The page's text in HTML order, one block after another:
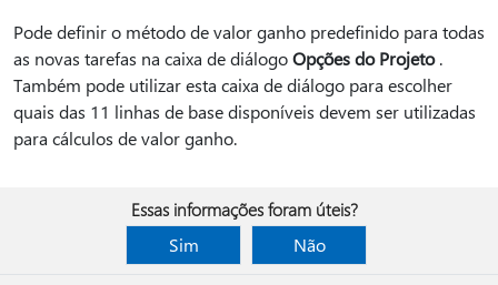
Pode definir o método de valor ganho predefinido para todas
as novas tarefas na caixa de diálogoOpções do Projeto.
Também pode utilizar esta caixa de diálogo para escolher
quais das 11 linhas de base disponíveis devem ser utilizadas
para cálculos de valor ganho.
Essas informações foram úteis?
Sim
Não